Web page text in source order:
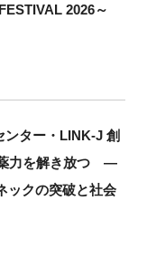
2026～
ンター・LINK-J 創
薬力を解き放つ ―
ックの突破と社会